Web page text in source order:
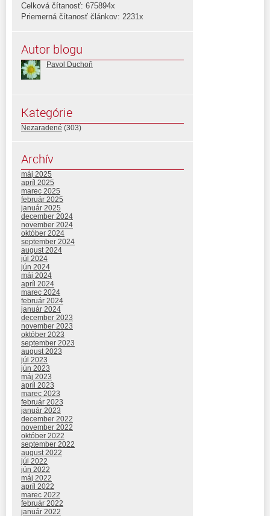
Celková čítanosť: 675894x
Priemerná čítanosť článkov: 2231x
Autor blogu
Pavol Duchoň
Kategórie
Nezaradené (303)
Archív
máj 2025
apríl 2025
marec 2025
február 2025
január 2025
december 2024
november 2024
október 2024
september 2024
august 2024
júl 2024
jún 2024
máj 2024
apríl 2024
marec 2024
február 2024
január 2024
december 2023
november 2023
október 2023
september 2023
august 2023
júl 2023
jún 2023
máj 2023
apríl 2023
marec 2023
február 2023
január 2023
december 2022
november 2022
október 2022
september 2022
august 2022
júl 2022
jún 2022
máj 2022
apríl 2022
marec 2022
február 2022
január 2022